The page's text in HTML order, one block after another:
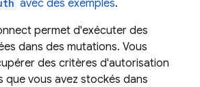
avec des exemples.
permet d'exécuter des
dans des mutations. Vous
des critères d'autorisation
que vous avez stockés dans